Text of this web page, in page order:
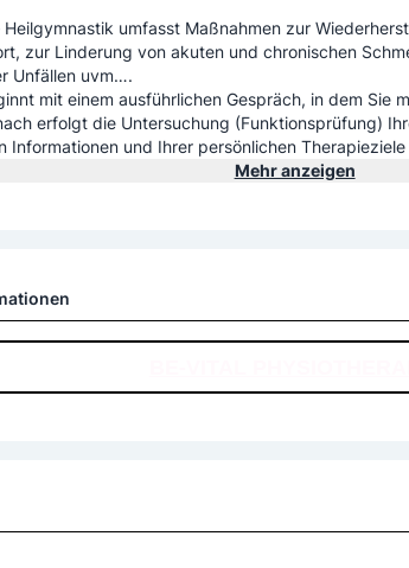
Heilgymnastik umfasst Maßnahmen zur
zur Linderung von akuten und chronischen
Unfällen uvm….
mit einem ausführlichen Gespräch, in dem Sie
erfolgt die Untersuchung (Funktionsprüfung)
Informationen und Ihrer persönlichen
(Übungen/Training) als auch Anwendungen
Mehr anzeigen